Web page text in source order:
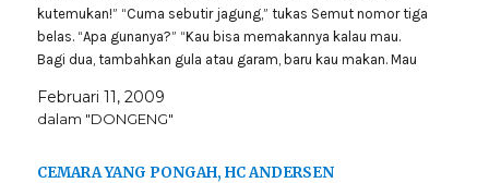
kutemukan!” “Cuma sebutir jagung,” tukas Semut nomor tiga
belas. “Apa gunanya?” “Kau bisa memakannya kalau mau.
Bagi dua, tambahkan gula atau garam, baru kau makan. Mau
Februari 11, 2009
dalam "DONGENG"
CEMARA YANG PONGAH, HC ANDERSEN